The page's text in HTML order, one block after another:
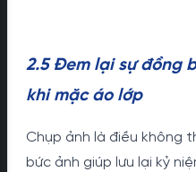
2.5 Đem lại sự đồng
khi mặc áo lớp
Chụp ảnh là điều không
bức ảnh giúp lưu lại kỷ